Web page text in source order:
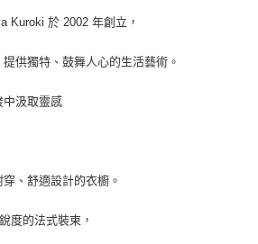
Kuroki 於 2002 年創立，
供獨特、鼓舞人心的生活藝術。
中汲取靈感
、舒適設計的衣櫥。
度的法式裝束，